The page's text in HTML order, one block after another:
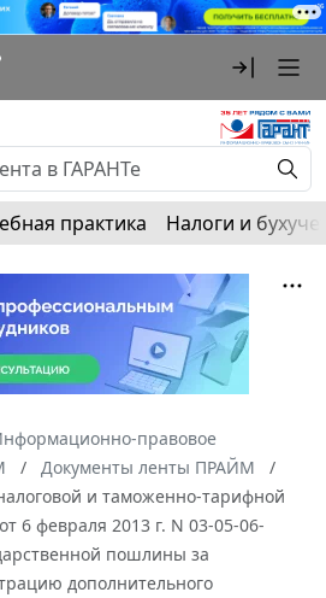
практика Налоги и
правовое
Документы ленты ПРАЙМ
и таможенно-тарифной
6 февраля 2013 г. N 03-05-06-
пошлины за
дополнительного